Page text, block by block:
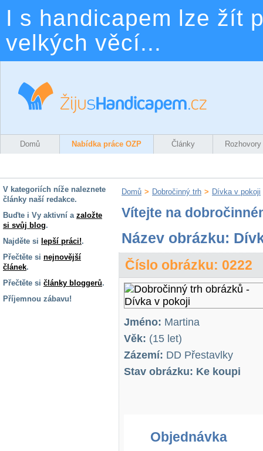
I s handicapem lze žít
velkých věcí...
Domů Nabídka práce OZP Články Rozhovory
V kategoriích níže naleznete
články naší redakce.
Buďte i Vy aktivní a založte
si svůj blog.
Najděte si lepší práci!.
Přečtěte si nejnovější
článek.
Přečtěte si články bloggerů.
Příjemnou zábavu!
Domů > Dobročinný trh > Dívka v pokoji
Vítejte na
Název obrázku:
Číslo obrázku: 0222
Jméno: Martina
Věk: (15 let)
Zázemí: DD Přestavlky
Stav obrázku: Ke koupi
Objednávka